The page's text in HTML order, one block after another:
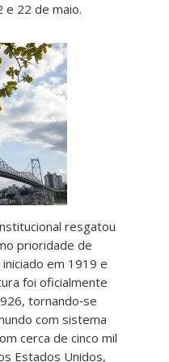
e 22 de maio.
resgatou
prioridade de
em 1919 e
foi oficialmente
tornando‑se
com sistema
cerca de cinco mil
Estados Unidos,